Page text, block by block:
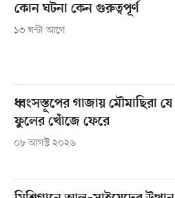
কোন ঘটনা কেন গুরুত্বপূর্ণ
১৩ ঘণ্টা আগে
ধ্বংসস্তূপের গাজায় মৌমাছিরা যে
ফুলের খোঁজে ফেরে
০৮ আগস্ট ২০২৬